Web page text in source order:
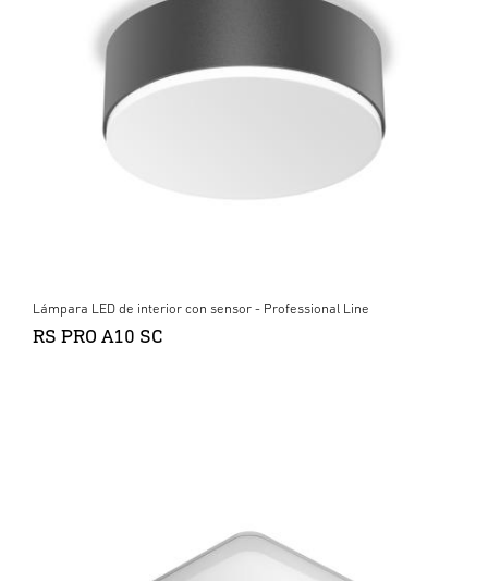
Lámpara LED de interior con sensor - Professional Line
RS PRO A10 SC